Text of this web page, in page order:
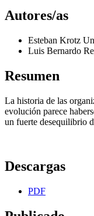
Autores/as
Esteban Krotz
Luis Bernardo
Resumen
La historia de las
evolución parece
un fuerte desequilibrio
Descargas
PDF